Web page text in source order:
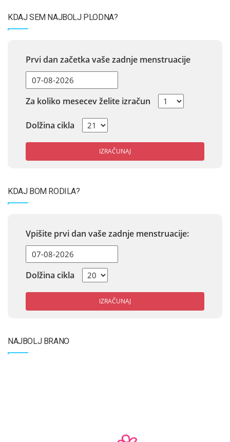
KDAJ SEM NAJBOLJ PLODNA?
Prvi dan začetka vaše zadnje menstruacije
Za koliko mesecev želite izračun
Dolžina cikla
IZRAČUNAJ
KDAJ BOM RODILA?
Vpišite prvi dan vaše zadnje menstruacije:
Dolžina cikla
IZRAČUNAJ
NAJBOLJ BRANO